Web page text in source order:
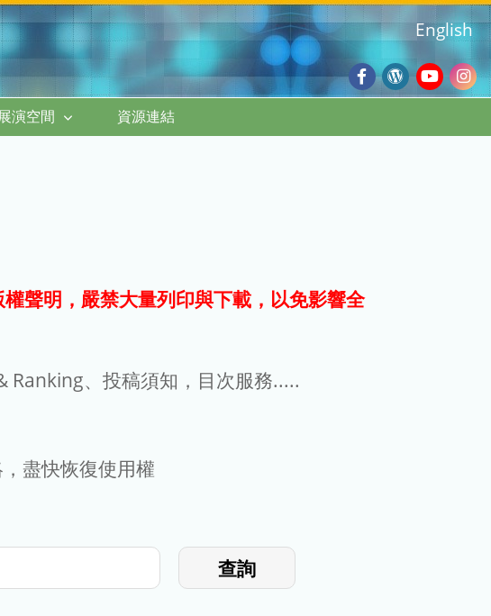
Facebook
Wordpress
Blog
English
展演空間 資源連結
聲明，嚴禁大量列印與下載，以免影響全
Ranking、投稿須知，目次服務.....
盡快恢復使用權
查詢